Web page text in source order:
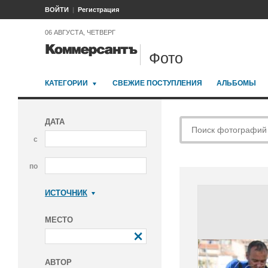
ВОЙТИ Регистрация
06 АВГУСТА, ЧЕТВЕРГ
Фото
КАТЕГОРИИ СВЕЖИЕ ПОСТУПЛЕНИЯ АЛЬБОМЫ
ДАТА
с
по
ИСТОЧНИК
МЕСТО
АВТОР